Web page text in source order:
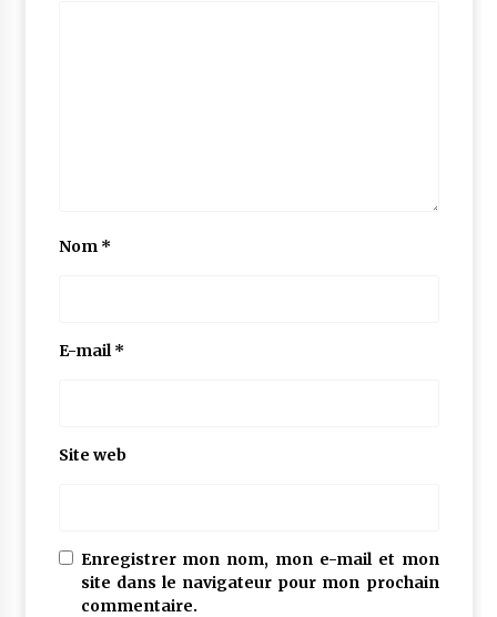
Nom *
E-mail*
Site web
Enregistrer mon nom, mon e-mail et mon
site dans le navigateur pour mon prochain
commentaire.